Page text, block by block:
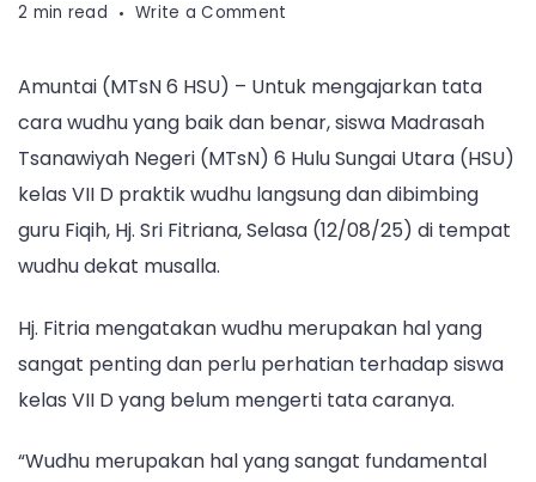
2 min read
Write a Comment
dengan
Benar,
Siswa
6
HSU
Amuntai (MTsN 6 HSU) – Untuk mengajarkan tata
cara wudhu yang baik dan benar, siswa Madrasah
Tsanawiyah Negeri (MTsN) 6 Hulu Sungai Utara (HSU)
kelas VII D praktik wudhu langsung dan dibimbing
guru Fiqih, Hj. Sri Fitriana, Selasa (12/08/25) di tempat
wudhu dekat musalla.
Hj. Fitria mengatakan wudhu merupakan hal yang
sangat penting dan perlu perhatian terhadap siswa
kelas VII D yang belum mengerti tata caranya.
“Wudhu merupakan hal yang sangat fundamental